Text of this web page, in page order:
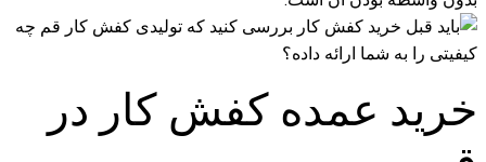
خرید عمده کفش کار در